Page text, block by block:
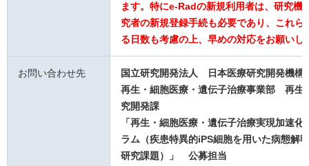
ます。特にe-Radの新規利用者は、研究機
究者の新規登録手続も必要であり、これら
る日数も考慮の上、早めの対応をお願いし
お問い合わせ先
国立研究開発法人 日本医療研究開発機
再生・細胞医療・遺伝子治療事業部 再生
究開発課
「再生・細胞医療・遺伝子治療実現加速化
ラム（疾患特異的iPS細胞を用いた病態解
研究課題）」
公募担当